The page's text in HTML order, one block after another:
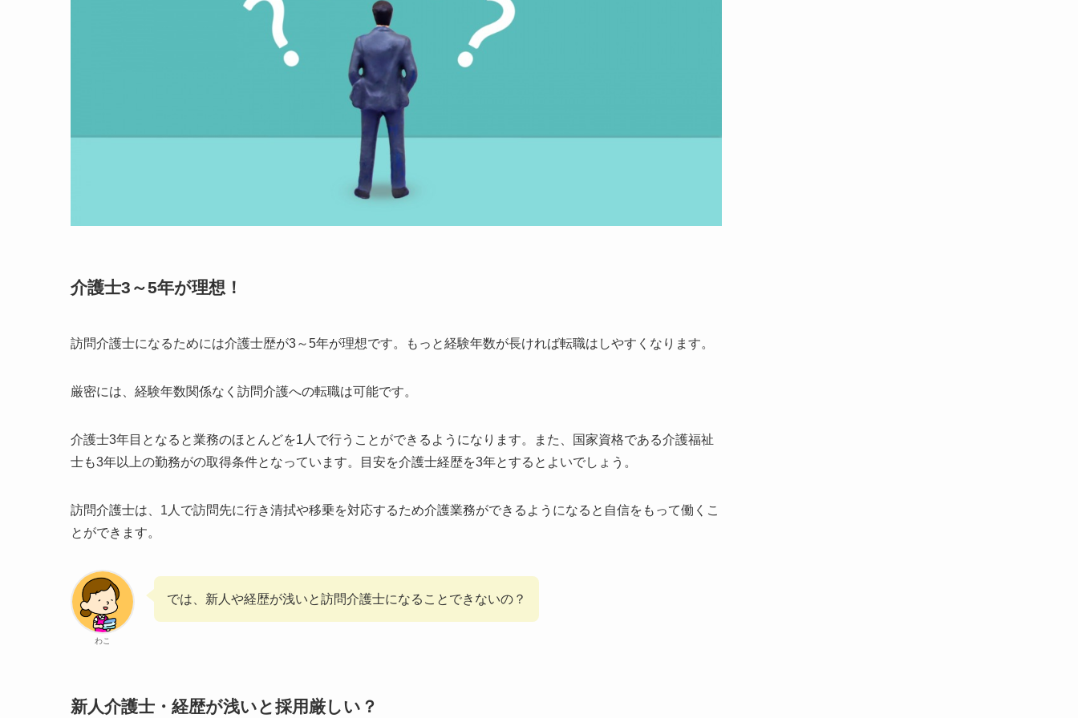
介護士3～5年が理想！
訪問介護士になるためには介護士歴が3～5年が理想です。もっと経験年数が長ければ転職はしやすくなります。
厳密には、経験年数関係なく訪問介護への転職は可能です。
介護士3年目となると業務のほとんどを1人で行うことができるようになります。また、国家資格である介護福祉
士も3年以上の勤務がの取得条件となっています。目安を介護士経歴を3年とするとよいでしょう。
訪問介護士は、1人で訪問先に行き清拭や移乗を対応するため介護業務ができるようになると自信をもって働くこ
とができます。
わこ
では、新人や経歴が浅いと訪問介護士になることできないの？
新人介護士・経歴が浅いと採用厳しい？